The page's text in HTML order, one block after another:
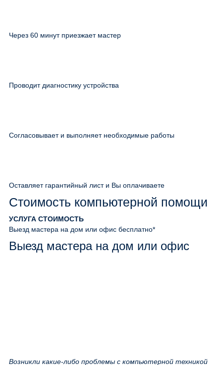
Через 60 минут приезжает мастер
Проводит диагностику устройства
Согласовывает и выполняет необходимые работы
Оставляет гарантийный лист и Вы оплачиваете
Стоимость компьютерной помощи
УСЛУГА СТОИМОСТЬ
Выезд мастера на дом или офис бесплатно*
Выезд мастера на дом или офис
Возникли какие-либо проблемы с компьютерной техникой